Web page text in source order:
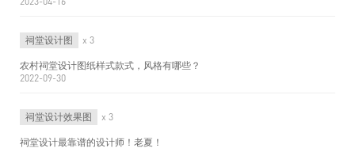
祠堂设计图 x 3
农村祠堂设计图纸样式款式，风格有哪些？
2022-09-30
祠堂设计效果图 x 3
祠堂设计最靠谱的设计师！老夏！